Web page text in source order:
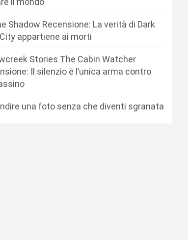
Shadow Recensione: La verità di Dark
appartiene ai morti
Stories The Cabin Watcher
Il silenzio è l’unica arma contro
una foto senza che diventi sgranata